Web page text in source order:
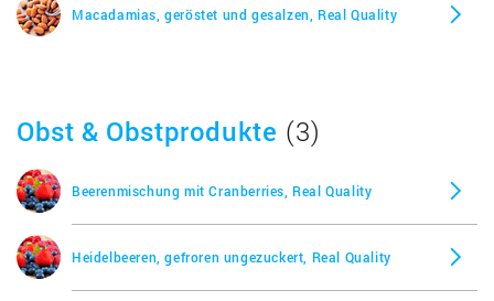
Macadamias, geröstet und gesalzen, Real Quality
Obst & Obstprodukte (3)
Beerenmischung mit Cranberries, Real Quality
Heidelbeeren, gefroren ungezuckert, Real Quality